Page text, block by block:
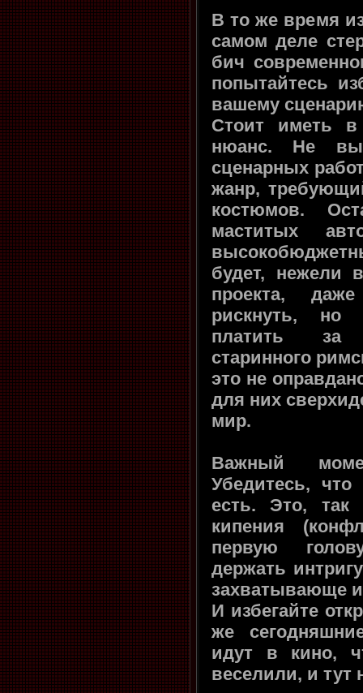
В то же время
самом деле
бич
попытайтесь
вашему
Стоит иметь
нюанс. Не
сценарных
жанр,
костюмов.
маститых
будет, нежели
проекта,
рискнуть, но
платить за
старинного
это не
для них
мир.
Важный
Убедитесь,
есть. Это, так
кипения
первую
держать
захватывающе
И избегайте
же
идут в кино,
веселили, и тут